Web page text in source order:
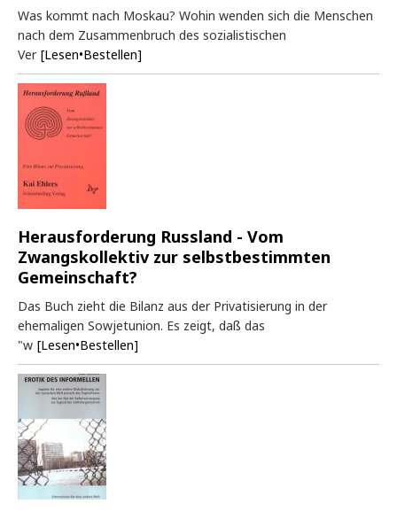
Was kommt nach Moskau? Wohin wenden sich die Menschen
nach dem Zusammenbruch des sozialistischen
Ver [Lesen•Bestellen]
Herausforderung Russland - Vom
Zwangskollektiv zur selbstbestimmten
Gemeinschaft?
Das Buch zieht die Bilanz aus der Privatisierung in der
ehemaligen Sowjetunion. Es zeigt, daß das
"w [Lesen•Bestellen]